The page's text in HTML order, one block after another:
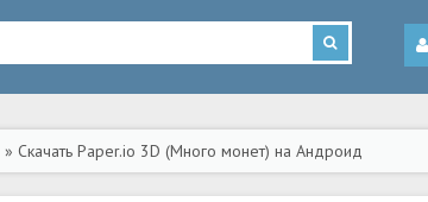
» Скачать Paper.io 3D (Много монет) на Андроид